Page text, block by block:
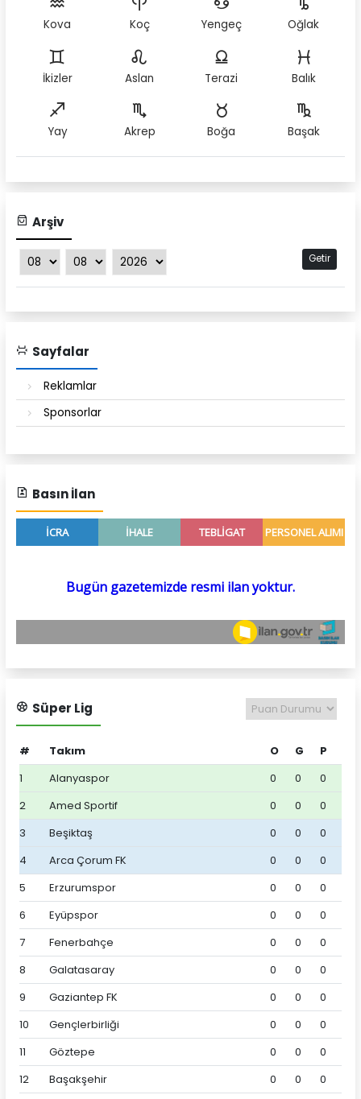
Kova Koç Yengeç Oğlak
İkizler Aslan Terazi Balık
Yay Akrep Boğa Başak
Arşiv
Getir
Sayfalar
Reklamlar
Sponsorlar
Basın İlan
Süper Lig
# Takım O G
P
1
Alanyaspor 0 0
0
2
Amed Sportif 0 0
0
3
Beşiktaş 0 0
0
4
Arca Çorum FK 0 0
0
5
Erzurumspor 0 0
0
6
Eyüpspor 0 0
0
7
Fenerbahçe 0 0
0
8
Galatasaray 0 0
0
9
Gaziantep FK 0 0
0
10
Gençlerbirliği 0 0
0
11
Göztepe 0 0
0
12
Başakşehir 0 0 0